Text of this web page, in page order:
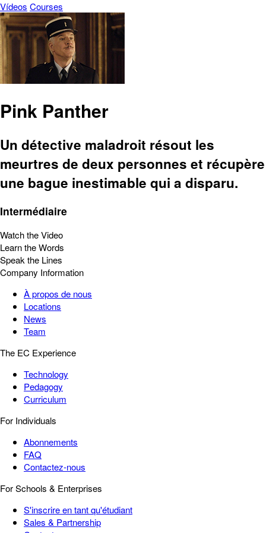
Vídeos Courses
Pink Panther
Un détective maladroit résout les
meurtres de deux personnes et récupère
une bague inestimable qui a disparu.
Intermédiaire
Watch the Video
Learn the Words
Speak the Lines
Company Information
À propos de nous
Locations
News
Team
The EC Experience
Technology
Pedagogy
Curriculum
For Individuals
Abonnements
FAQ
Contactez-nous
For Schools & Enterprises
S'inscrire en tant qu'étudiant
Sales & Partnership